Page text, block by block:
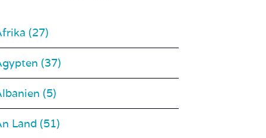
(27)
(37)
(5)
Land (51)